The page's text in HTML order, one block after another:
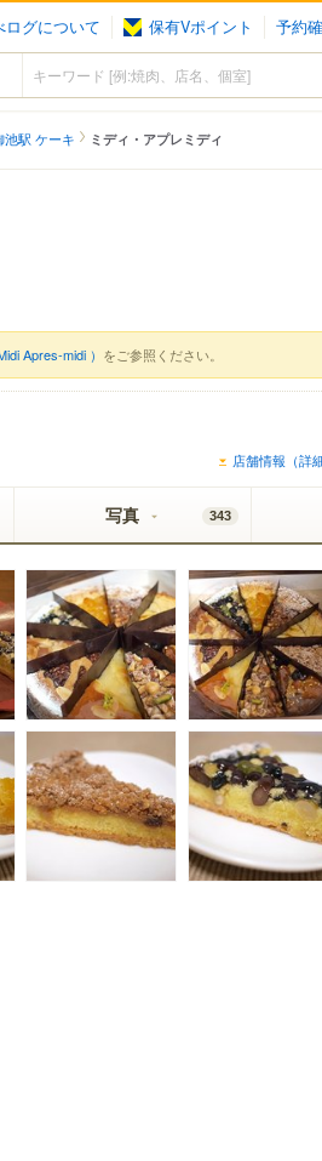
ログについて 保有Vポイント 予約
池駅 ケーキ ミディ・アプレミディ
Apres-midi ） をご参照ください。
店舗情報（詳細
写真 343